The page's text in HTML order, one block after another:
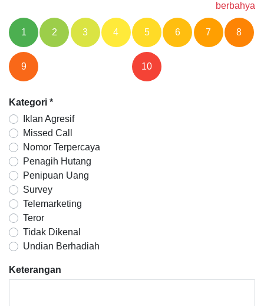
berbahya
1 2 3 4 5 6 7 8
9 10
Kategori *
Iklan Agresif
Missed Call
Nomor Terpercaya
Penagih Hutang
Penipuan Uang
Survey
Telemarketing
Teror
Tidak Dikenal
Undian Berhadiah
Keterangan